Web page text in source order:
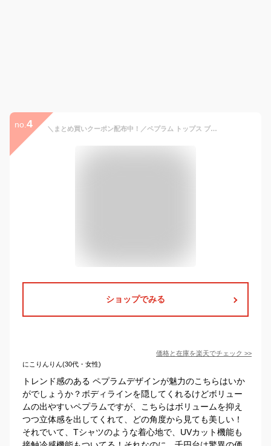
no. 4 ＼まとめ買いクーポン配布中！／ペプラム トップス ブラウス 半袖 かわいい きれい め レディース ジョーゼット素材 タック使い Tシャツ ビジネス 無地 毛玉になりにくい 接触冷感 ひんやり 抗菌防臭 体型カバー ストレッチ 2026夏 ベルーナ belluna M-5L 26su
ショップでみる
価格と在庫を楽天でチェック >>
にこりんりん(30代・女性)
トレンド感のある ペプラムデザインが魅力のこちらはいか
がでしょうか？ボディラインを隠してくれるけどボリュー
ムの出やすいペプラムですが、こちらはボリュームを抑え
つつ立体感を出してくれて、どの角度から見ても美しい！
それでいて、Tシャツのような着心地で、UVカット機能も